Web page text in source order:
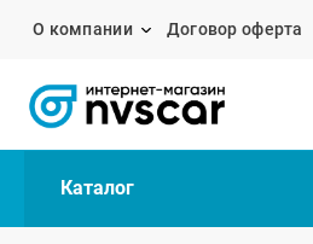
О компании Договор оферта
Каталог